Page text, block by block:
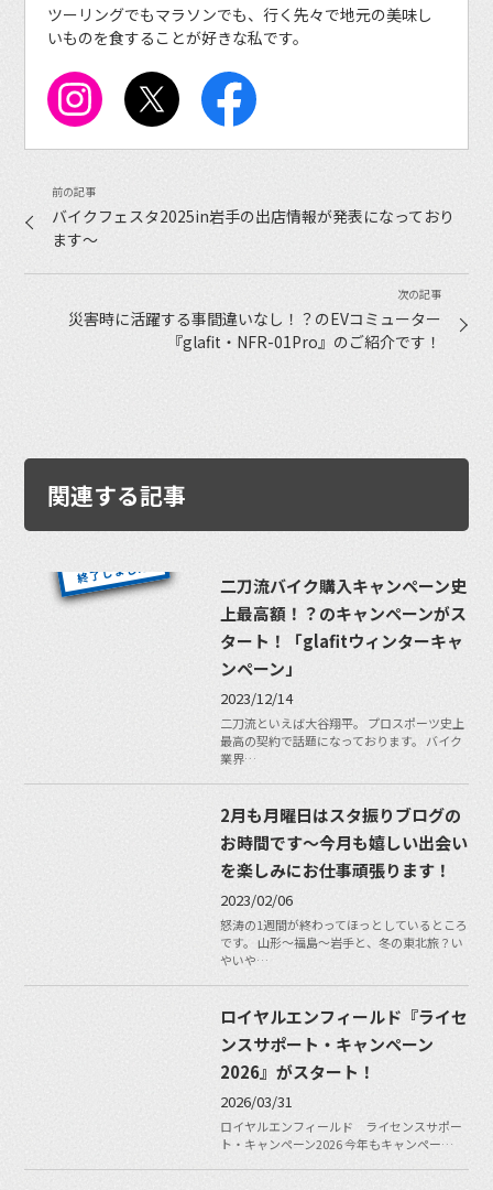
ツーリングでもマラソンでも、行く先々で地元の美味し
いものを食することが好きな私です。
バイクフェスタ2025in岩手の出店情報が発表になっており
ます〜
災害時に活躍する事間違いなし！？のEVコミューター
『glafit・NFR-01Pro』のご紹介です！
関連する記事
二刀流バイク購入キャンペーン史
上最高額！？のキャンペーンがス
タート！「glafitウィンターキャ
ンペーン」
2023/12/14
二刀流といえば大谷翔平。 プロスポーツ史上
最高の契約で話題になっております。 バイク
業界…
2月も月曜日はスタ振りブログの
お時間です〜今月も嬉しい出会い
を楽しみにお仕事頑張ります！
2023/02/06
怒涛の1週間が終わってほっとしているところ
です。 山形〜福島〜岩手と、冬の東北旅？い
やいや…
ロイヤルエンフィールド『ライセ
ンスサポート・キャンペーン
2026』がスタート！
2026/03/31
ロイヤルエンフィールド ライセンスサポー
ト・キャンペーン2026 今年もキャンペー…